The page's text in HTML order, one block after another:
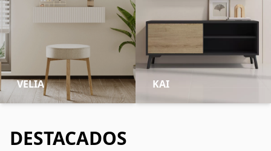
VELIA KAI
DESTACADOS